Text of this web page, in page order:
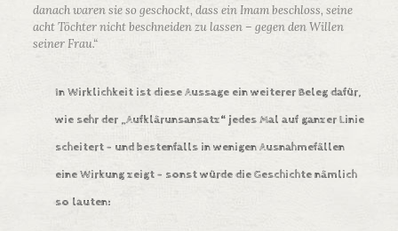
danach waren sie so geschockt, dass ein Imam beschloss, seine
acht Töchter nicht beschneiden zu lassen – gegen den Willen
seiner Frau.“
In Wirklichkeit ist diese Aussage ein weiterer Beleg dafür,
wie sehr der „Aufklärunsansatz“ jedes Mal auf ganzer Linie
scheitert – und bestenfalls in wenigen Ausnahmefällen
eine Wirkung zeigt – sonst würde die Geschichte nämlich
so lauten: